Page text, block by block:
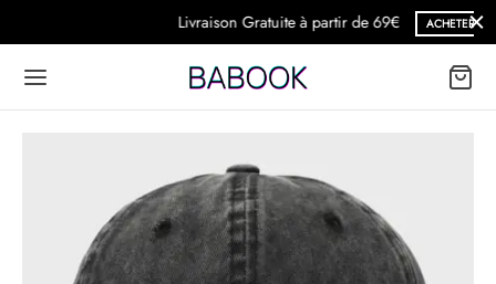
Livraison Gratuite à partir de 69€ ACHETER